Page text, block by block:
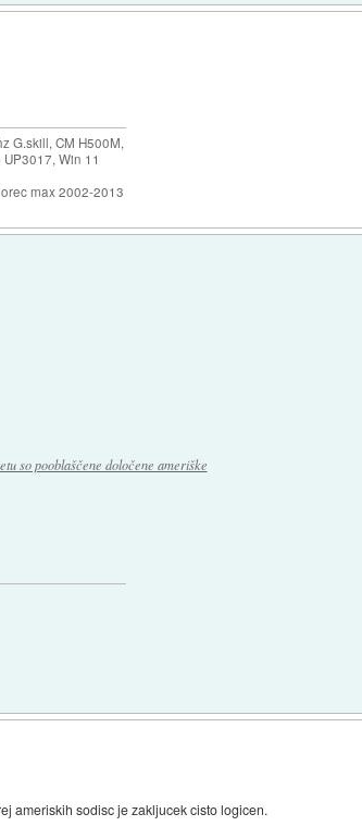
G.skill, CM H500M,
Win 11
max 2002-2013
so pooblaščene določene ameriške
ameriskih sodisc je zakljucek cisto logicen.